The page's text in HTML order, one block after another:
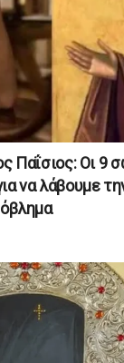
Παΐσιος: Οι 9
να λάβουμε